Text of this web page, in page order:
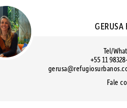
GERUSA
Tel/
+55 11
Fale